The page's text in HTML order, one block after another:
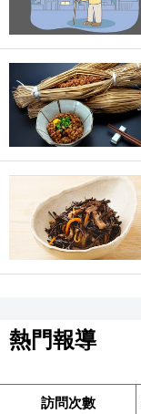
熱門報導
訪問次數